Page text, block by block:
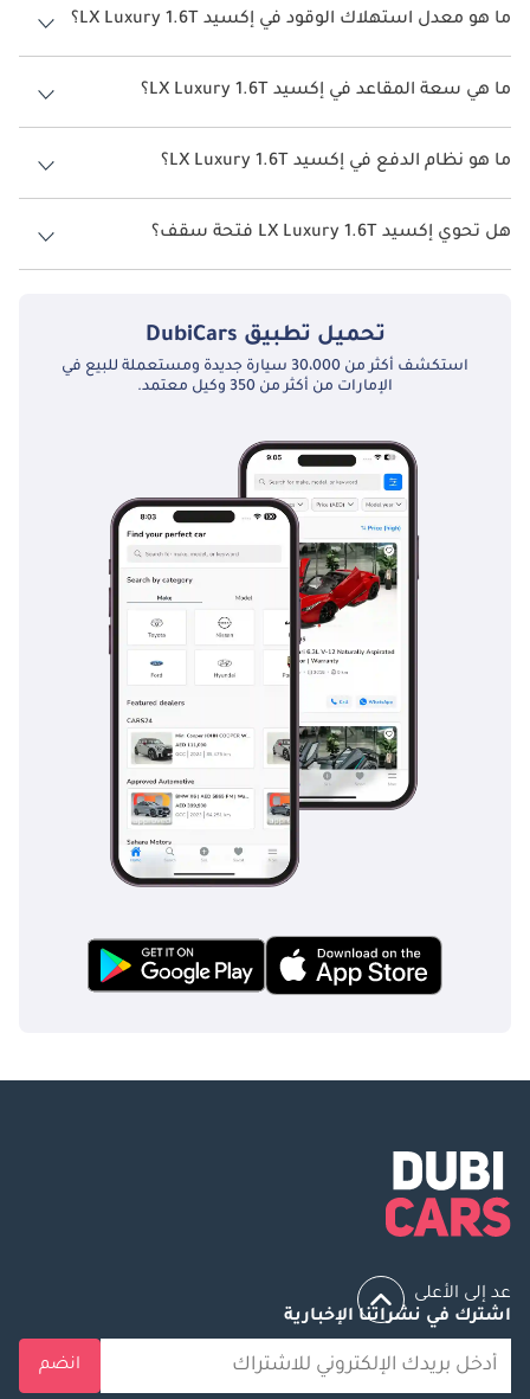
ما هو معدل استهلاك الوقود في إكسيد LX Luxury 1.6T؟
يبلغ معدل استهلاك الوقود المقترح من الشركة المصنعة لسيارة إكسيد LX
2026 من 12 كم/ليتر - 14 كم/ليتر.
ما هي سعة المقاعد في إكسيد LX Luxury 1.6T؟
تتسع إكسيد LX Luxury 1.6T لأ 5 أشخاص.
ما هو نظام الدفع في إكسيد LX Luxury 1.6T؟
نظام الدفع في إكسيد LX Front Wheel Drive Luxury 1.6T.
هل تحوي إكسيد LX Luxury 1.6T فتحة سقف؟
نعم توفر إكسيد LX Luxury 1.6T فتحة السقف كخيار.
تحميل تطبيق DubiCars
استكشف أكثر من 30،000 سيارة جديدة ومستعملة للبيع في
الإمارات من أكثر من 350 وكيل معتمد.
عد إلى الأعلى
اشترك في نشراتنا الإخبارية
انضم